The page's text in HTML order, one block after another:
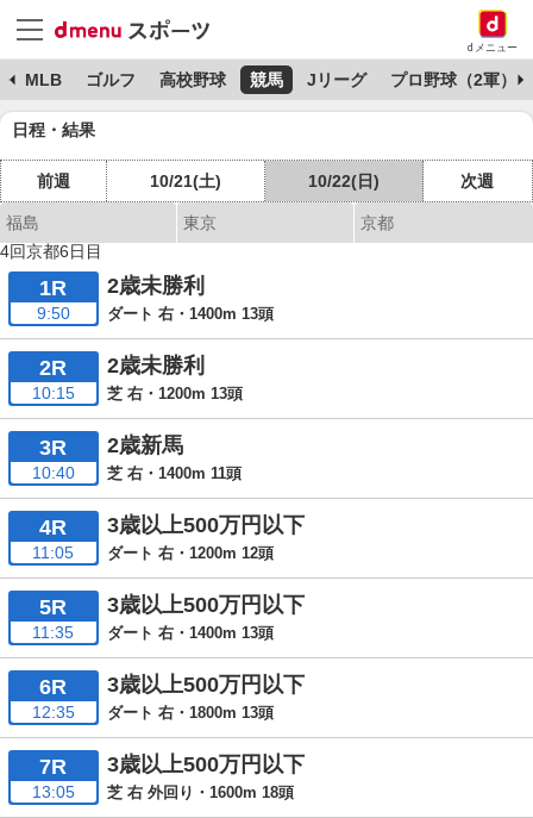
dメニュー
MLB ゴルフ 高校野球 競馬 Jリーグ プロ野球（2軍）
日程・結果
前週 10/21(土) 10/22(日) 次週
福島 東京
京都
4回京都6日目
1R
9:50
2歳未勝利
ダート 右・1400m 13頭
2R
10:15
2歳未勝利
芝 右・1200m 13頭
3R
10:40
2歳新馬
芝 右・1400m 11頭
4R
11:05
3歳以上500万円以下
ダート 右・1200m 12頭
5R
11:35
3歳以上500万円以下
ダート 右・1400m 13頭
6R
12:35
3歳以上500万円以下
ダート 右・1800m 13頭
7R
13:05
3歳以上500万円以下
芝 右 外回り・1600m 18頭